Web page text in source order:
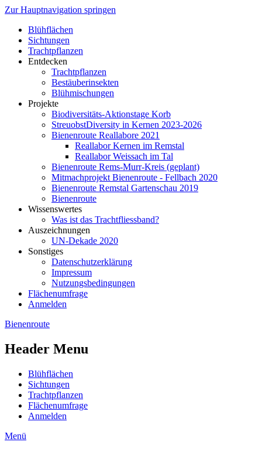
Zur Hauptnavigation springen
Blühflächen
Sichtungen
Trachtpflanzen
Entdecken
Trachtpflanzen
Bestäuberinsekten
Blühmischungen
Projekte
Biodiversitäts-Aktionstage Korb
StreuobstDiversity in Kernen 2023-2026
Bienenroute Reallabore 2021
Reallabor Kernen im Remstal
Reallabor Weissach im Tal
Bienenroute Rems-Murr-Kreis (geplant)
Mitmachprojekt Bienenroute - Fellbach 2020
Bienenroute Remstal Gartenschau 2019
Bienenroute
Wissenswertes
Was ist das Trachtfliessband?
Auszeichnungen
UN-Dekade 2020
Sonstiges
Datenschutzerklärung
Impressum
Nutzungsbedingungen
Flächenumfrage
Anmelden
Bienenroute
Header Menu
Blühflächen
Sichtungen
Trachtpflanzen
Flächenumfrage
Anmelden
Menü